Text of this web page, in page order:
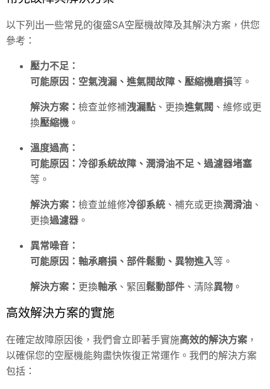
以下列出一些常見的復盛SA空壓機故障及其解決方案，供您
參考：
壓力不足：
可能原因： 空氣洩漏、進氣閥故障、壓縮機磨損等。
解決方案： 檢查並修補洩漏點 、更換進氣閥 、維修或更
換壓縮機 。
溫度過高：
可能原因： 冷卻系統故障、潤滑油不足、過濾器堵塞
等。
解決方案： 檢查並維修冷卻系統 、補充或更換潤滑油 、
更換過濾器 。
異常噪音：
可能原因： 軸承磨損、部件鬆動、異物進入等。
解決方案： 更換軸承 、緊固鬆動部件 、清除異物 。
高效解決方案的實施
在確定故障原因後，我們會立即著手實施高效的解決方案 ，
以確保您的空壓機能夠盡快恢復正常運作。我們的解決方案
包括：